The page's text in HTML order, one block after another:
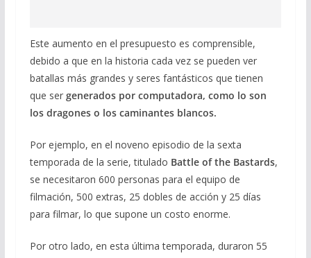
Este aumento en el presupuesto es comprensible,
debido a que en la historia cada vez se pueden ver
batallas más grandes y seres fantásticos que tienen
que ser generados por computadora, como lo son
los dragones o los caminantes blancos.
Por ejemplo, en el noveno episodio de la sexta
temporada de la serie, titulado Battle of the Bastards,
se necesitaron 600 personas para el equipo de
filmación, 500 extras, 25 dobles de acción y 25 días
para filmar, lo que supone un costo enorme.
Por otro lado, en esta última temporada, duraron 55